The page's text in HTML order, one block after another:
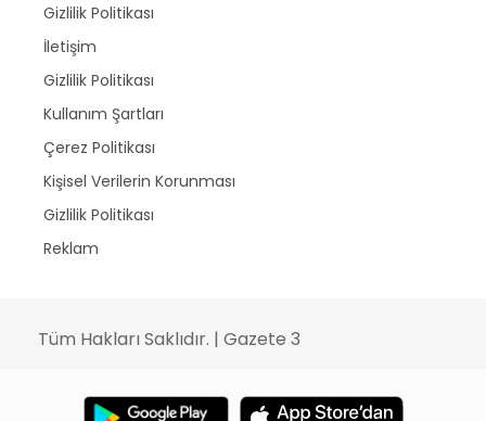
Gizlilik Politikası
İletişim
Gizlilik Politikası
Kullanım Şartları
Çerez Politikası
Kişisel Verilerin Korunması
Gizlilik Politikası
Reklam
Tüm Hakları Saklıdır. | Gazete 3